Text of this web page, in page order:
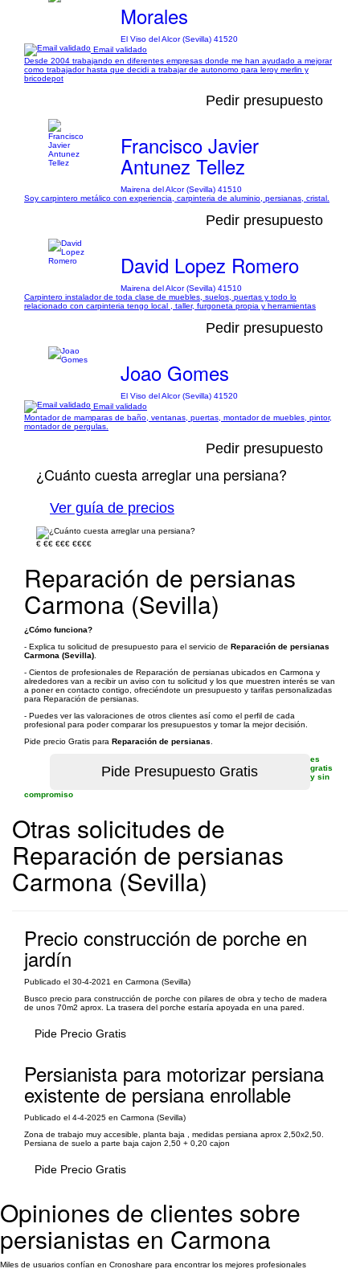
Morales
El Viso del Alcor (Sevilla) 41520
Email validado
Desde 2004 trabajando en diferentes empresas donde me han ayudado a mejorar
como trabajador hasta que decidi a trabajar de autonomo para leroy merlin y
bricodepot
Pedir presupuesto
Francisco Javier
Antunez Tellez
Mairena del Alcor (Sevilla) 41510
Soy carpintero metálico con experiencia, carpinteria de aluminio, persianas, cristal.
Pedir presupuesto
David Lopez Romero
Mairena del Alcor (Sevilla) 41510
Carpintero instalador de toda clase de muebles, suelos, puertas y todo lo
relacionado con carpinteria tengo local , taller, furgoneta propia y herramientas
Pedir presupuesto
Joao Gomes
El Viso del Alcor (Sevilla) 41520
Email validado
Montador de mamparas de baño, ventanas, puertas, montador de muebles, pintor,
montador de pergulas.
Pedir presupuesto
¿Cuánto cuesta arreglar una persiana?
Ver guía de precios
€ €€ €€€ €€€€
Reparación de persianas
Carmona (Sevilla)
¿Cómo funciona?
- Explica tu solicitud de presupuesto para el servicio de Reparación de persianas
Carmona (Sevilla)
- Cientos de profesionales de Reparación de persianas ubicados en Carmona y
alrededores van a recibir un aviso con tu solicitud y los que muestren interés se van
a poner en contacto contigo, ofreciéndote un presupuesto y tarifas personalizadas
para Reparación de persianas.
- Puedes ver las valoraciones de otros clientes así como el perfil de cada
profesional para poder comparar los presupuestos y tomar la mejor decisión.
Pide precio Gratis para Reparación de persianas
es
gratis
y sin
compromiso
Otras solicitudes de
Reparación de persianas
Carmona (Sevilla)
Precio construcción de porche en
jardín
Publicado el 30-4-2021 en Carmona (Sevilla)
Busco precio para construcción de porche con pilares de obra y techo de madera
de unos 70m2 aprox. La trasera del porche estaría apoyada en una pared.
Pide Precio Gratis
Persianista para motorizar persiana
existente de persiana enrollable
Publicado el 4-4-2025 en Carmona (Sevilla)
Zona de trabajo muy accesible, planta baja , medidas persiana aprox 2,50x2,50.
Persiana de suelo a parte baja cajon 2,50 + 0,20 cajon
Pide Precio Gratis
Opiniones de clientes sobre
persianistas en Carmona
Miles de usuarios confían en Cronoshare para encontrar los mejores profesionales